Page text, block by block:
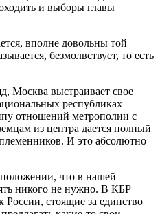
и выборы главы
вполне довольны той
безмолвствует, то есть
Москва выстраивает свое
республиках
отношений метрополии с
из центра дается полный
И это абсолютно
что в нашей
никого не нужно. В КБР
стоящие за единство